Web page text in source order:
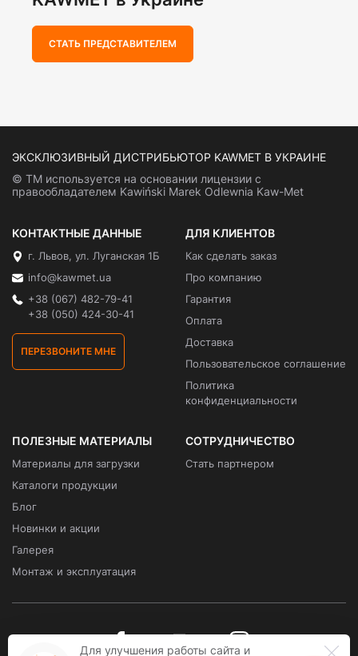
СТАТЬ ПРЕДСТАВИТЕЛЕМ
ЭКСКЛЮЗИВНЫЙ ДИСТРИБЬЮТОР KAWMET В УКРАИНЕ
© ТМ используется на основании лицензии с
правообладателем Kawiński Marek Odlewnia Kaw-Met
КОНТАКТНЫЕ ДАННЫЕ
г. Львов, ул. Луганская 1Б
info@kawmet.ua
+38 (067) 482-79-41
+38 (050) 424-30-41
ПЕРЕЗВОНИТЕ МНЕ
ДЛЯ КЛИЕНТОВ
Как сделать заказ
Про компанию
Гарантия
Оплата
Доставка
Пользовательское соглашение
Политика
конфиденциальности
ПОЛЕЗНЫЕ МАТЕРИАЛЫ
Материалы для загрузки
Каталоги продукции
Блог
Новинки и акции
Галерея
Монтаж и эксплуатация
СОТРУДНИЧЕСТВО
Стать партнером
Для улучшения работы сайта и